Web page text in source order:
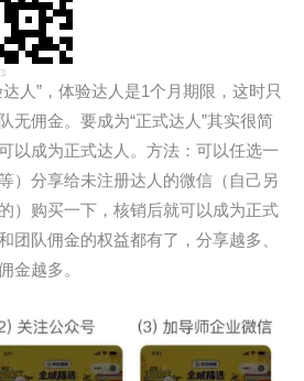
达人”，体验达人是1个月期限，这时只
无佣金。要成为“正式达人”其实很简
以成为正式达人。方法：可以任选一
）分享给未注册达人的微信（自己另
）购买一下，核销后就可以成为正式
团队佣金的权益都有了，分享越多、
金越多。